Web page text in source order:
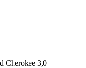
Cherokee 3,0